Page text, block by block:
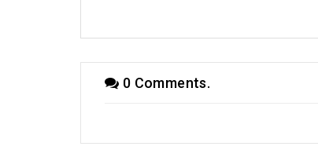
0 Comments.